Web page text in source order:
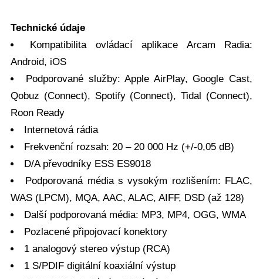
Technické údaje
Kompatibilita ovládací aplikace Arcam Radia:
Android, iOS
Podporované služby: Apple AirPlay, Google Cast,
Qobuz (Connect), Spotify (Connect), Tidal (Connect),
Roon Ready
Internetová rádia
Frekvenční rozsah: 20 – 20 000 Hz (+/-0,05 dB)
D/A převodníky ESS ES9018
Podporovaná média s vysokým rozlišením: FLAC,
WAS (LPCM), MQA, AAC, ALAC, AIFF, DSD (až 128)
Další podporovaná média: MP3, MP4, OGG, WMA
Pozlacené připojovací konektory
1 analogový stereo výstup (RCA)
1 S/PDIF digitální koaxiální výstup